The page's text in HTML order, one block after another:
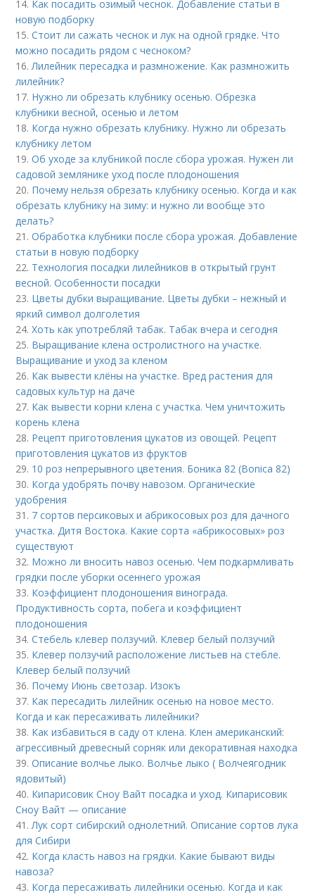
14. Как посадить озимый чеснок. Добавление статьи в
новую подборку
15.Стоит ли сажать чеснок и лук на одной грядке. Что
можно посадить рядом с чесноком?
16.Лилейник пересадка и размножение. Как размножить
лилейник?
17. Нужно ли обрезать клубнику осенью. Обрезка
клубники весной, осенью и летом
18. Когда нужно обрезать клубнику. Нужно ли обрезать
клубнику летом
19.Об уходе за клубникой после сбора урожая. Нужен ли
садовой землянике уход после плодоношения
20. Почему нельзя обрезать клубнику осенью. Когда и как
обрезать клубнику на зиму: и нужно ли вообще это
делать?
21.Обработка клубники после сбора урожая. Добавление
статьи в новую подборку
22. Технология посадки лилейников в открытый грунт
весной. Особенности посадки
23. Цветы дубки выращивание. Цветы дубки – нежный и
яркий символ долголетия
24.Хоть как употребляй табак. Табак вчера и сегодня
25. Выращивание клена остролистного на участке.
Выращивание и уход за кленом
26. Как вывести клёны на участке. Вред растения для
садовых культур на даче
27. Как вывести корни клена с участка. Чем уничтожить
корень клена
28. Рецепт приготовления цукатов из овощей. Рецепт
приготовления цукатов из фруктов
29. 10 роз непрерывного цветения. Боника 82 (Bonica 82)
30. Когда удобрять почву навозом. Органические
удобрения
31. 7 сортов персиковых и абрикосовых роз для дачного
участка. Дитя Востока. Какие сорта «абрикосовых» роз
существуют
32. Можно ли вносить навоз осенью. Чем подкармливать
грядки после уборки осеннего урожая
33. Коэффициент плодоношения винограда.
Продуктивность сорта, побега и коэффициент
плодоношения
34.Стебель клевер ползучий. Клевер белый ползучий
35. Клевер ползучий расположение листьев на стебле.
Клевер белый ползучий
36. Почему Июнь светозар. Изокъ
37. Как пересадить лилейник осенью на новое место.
Когда и как пересаживать лилейники?
38. Как избавиться в саду от клена. Клен американский:
агрессивный древесный сорняк или декоративная находка
39.Описание волчье лыко. Волчье лыко ( Волчеягодник
ядовитый)
40. Кипарисовик Сноу Вайт посадка и уход. Кипарисовик
Сноу Вайт — описание
41.Лук сорт сибирский однолетний. Описание сортов лука
для Сибири
42. Когда класть навоз на грядки. Какие бывают виды
навоза?
43. Когда пересаживать лилейники осенью. Когда и как